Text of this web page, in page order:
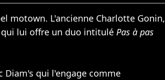
motown. L'ancienne Charlotte Gonin,
qui lui offre un duo intitulé Pas à pas
Diam's qui l'engage comme